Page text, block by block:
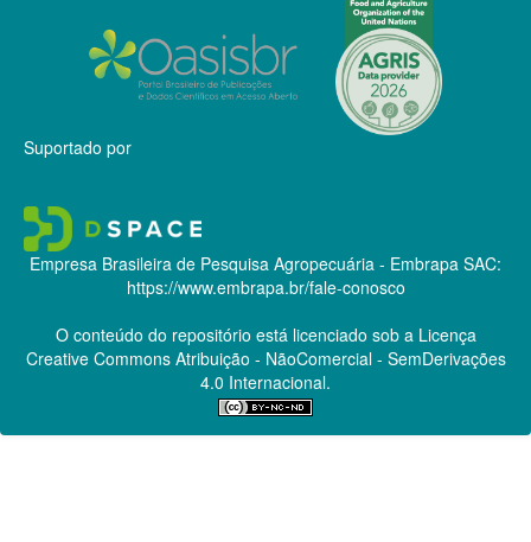
Suportado por
Empresa Brasileira de Pesquisa Agropecuária - Embrapa SAC:
https://www.embrapa.br/fale-conosco
O conteúdo do repositório está licenciado sob a Licença
Creative CommonsAtribuição - NãoComercial - SemDerivações
4.0 Internacional.